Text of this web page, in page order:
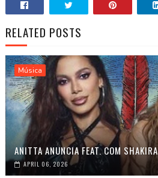
RELATED POSTS
Música
ANITTA ANUNCIA FEAT. COM SHAKIRA
APRIL 06, 2026